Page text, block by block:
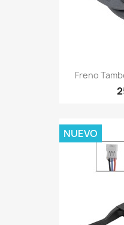
Freno
NUEVO